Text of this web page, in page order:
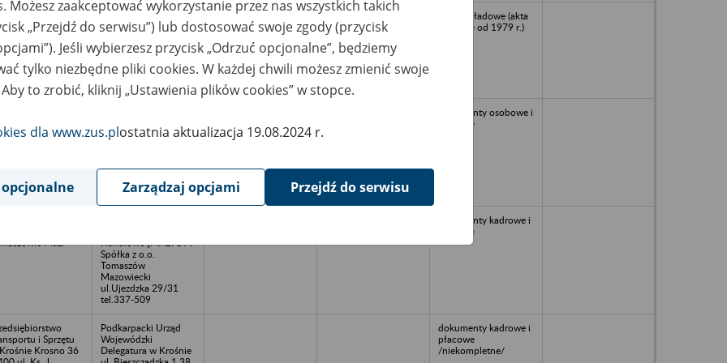
-
Łódź
Archiwum Zakładu
Obsługi Administracji
Wojewódzkiego w
Poznaniu Al.
Niepodległości 16/18
61-713 Poznań
Akta zakładowe (akta
płacowe od 1979 r.)
ul.22
62 Trzebinia
ul.Jagiellońska 25
dokumenty osobowe i
płacowe
Maz.
Handlowe „MALTOM”
Spółka z o.o.
Tomaszów
Mazowiecki
ul.Ujezdzka 29/31
tel.337-509
dokumenty kadrowe i
płacowe
i Sprzętu
Krosno 36
Podkarpacki Urząd
Wojewódzki
Delegatura w Krośnie
dokumenty kadrowe i
płacowe
/niekompletne/
Możesz zaakceptować wykorzystanie przez nas wszystkich takich
„Przejdź do serwisu”) lub dostosować swoje zgody (przycisk
Jeśli wybierzesz przycisk „Odrzuć opcjonalne”, będziemy
tylko niezbędne pliki cookies. W każdej chwili możesz zmienić swoje
to zrobić, kliknij „Ustawienia plików cookies” w stopce.
dla www.zus.plostatnia aktualizacja 19.08.2024 r.
Zarządzaj opcjami Przejdź do serwisu